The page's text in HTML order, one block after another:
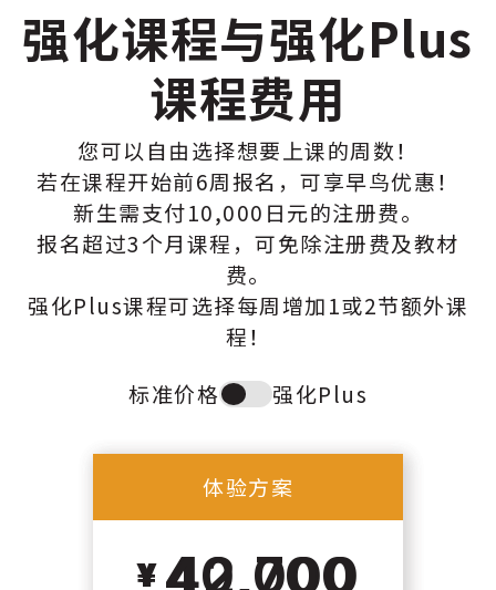
强化课程与强化Plus
课程费用
您可以自由选择想要上课的周数！
若在课程开始前6周报名，可享早鸟优惠！
新生需支付10,000日元的注册费。
报名超过3个月课程，可免除注册费及教材
费。
强化Plus课程可选择每周增加1或2节额外课
程！
标准价格
Toggle
type
强化Plus
体验方案
40,000
体验方案
42,700